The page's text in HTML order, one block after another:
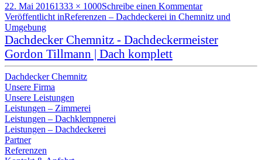
Veröffentlicht
am
22. Mai 2016Volle
Größe
1333 × 1000Schreibe einen Kommentarzu
Dachstuhl
Beitragsnavigation
Veröffentlicht inReferenzen – Dachdeckerei in Chemnitz und
Umgebung
Dachdecker Chemnitz - Dachdeckermeister
Gordon Tillmann | Dach komplett
Dachdecker Chemnitz
Unsere Firma
Unsere Leistungen
Leistungen – Zimmerei
Leistungen – Dachklempnerei
Leistungen – Dachdeckerei
Partner
Referenzen